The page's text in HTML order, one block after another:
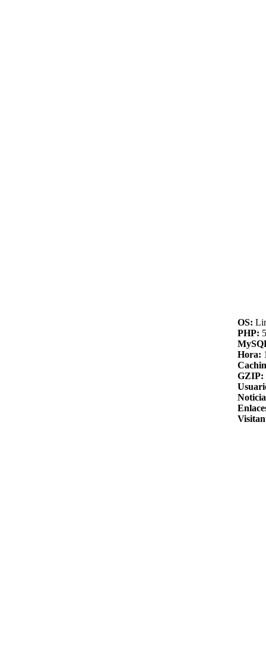
OS:
PHP:
Hora:
GZIP: